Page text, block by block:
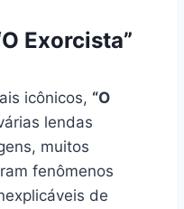
Exorcista”
icônicos, “O
lendas
muitos
fenômenos
de